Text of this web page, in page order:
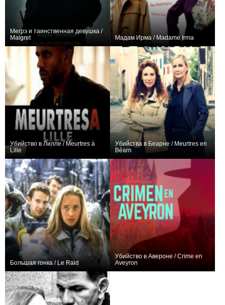
Мегрэ и таинственная девушка /
Maigret
Мадам Ирма / Madame Irma
Убийство в Лилле / Meurtres à
Lille
Убийства в Беарне / Meurtres en
Béarn
Большая гонка / Le Raid
Убийство в Авероне / Crime en
Aveyron